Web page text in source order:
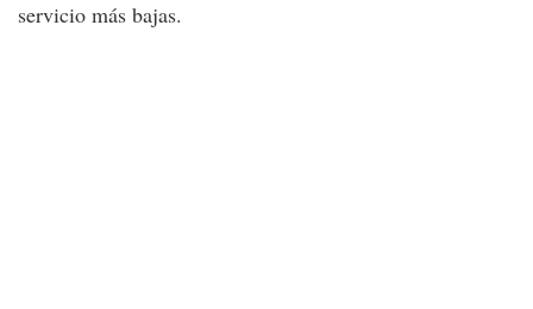
servicio más bajas.